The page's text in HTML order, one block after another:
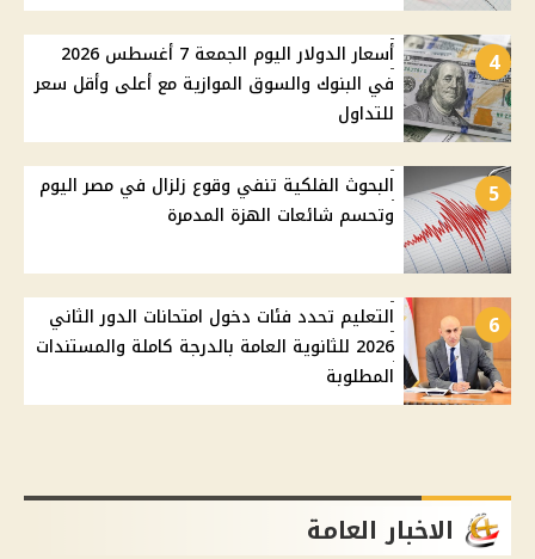
4
أسعار الدولار اليوم الجمعة 7 أغسطس 2026
في البنوك والسوق الموازية مع أعلى وأقل سعر
للتداول
5
البحوث الفلكية تنفي وقوع زلزال في مصر اليوم
وتحسم شائعات الهزة المدمرة
6
التعليم تحدد فئات دخول امتحانات الدور الثاني
2026 للثانوية العامة بالدرجة كاملة والمستندات
المطلوبة
الاخبار العامة